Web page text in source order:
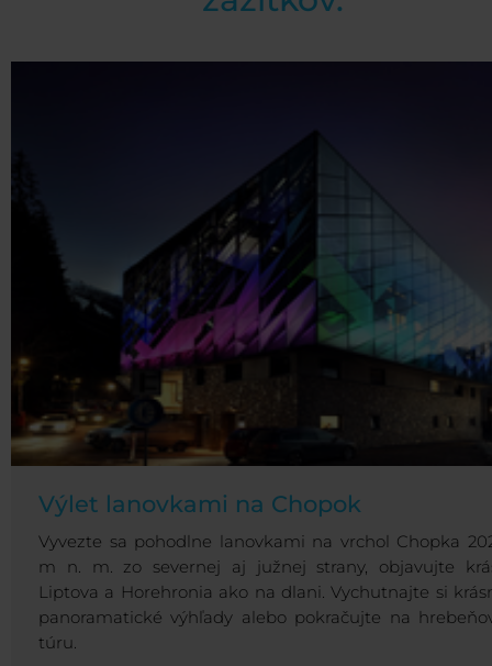
Výlet lanovkami na Chopok
Vyvezte sa pohodlne lanovkami na vrchol Chopka
m n. m. zo severnej aj južnej strany, objavujte
Liptova a Horehronia ako na dlani. Vychutnajte si
panoramatické výhľady alebo pokračujte na
túru.